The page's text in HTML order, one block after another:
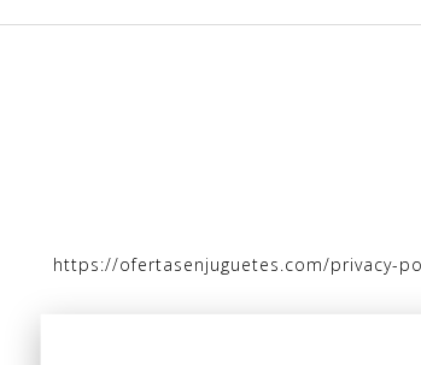
https://ofertasenjuguetes.com/privacy-